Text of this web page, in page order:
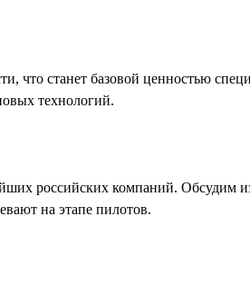
что станет базовой ценностью
технологий.
российских компаний. Обсудим
на этапе пилотов.